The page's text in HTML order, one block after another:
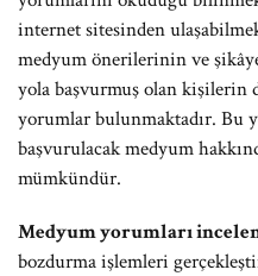
internet sitesinden
medyum önerilerinin ve
yola başvurmuş olan kişilerin
yorumlar bulunmaktadır. Bu
başvurulacak medyum
mümkündür.
Medyum yorumları
bozdurma işlemleri